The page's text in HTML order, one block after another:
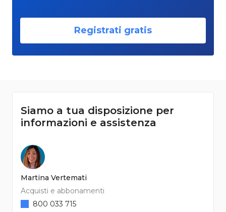
Registrati gratis
Siamo a tua disposizione per
informazioni e assistenza
Martina Vertemati
Acquisti e abbonamenti
800 033 715